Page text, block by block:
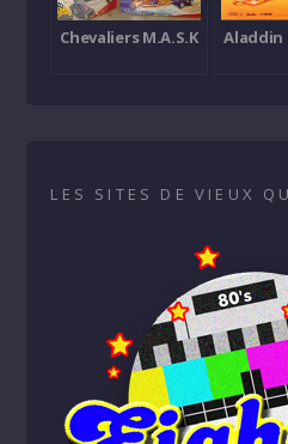
Chevaliers M.A.S.K Aladdin
LES SITES DE VIEUX